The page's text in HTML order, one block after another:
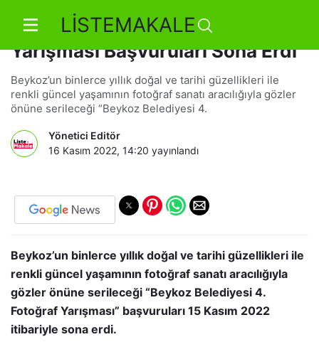
LİSTEMAKALE
Beykoz Belediyesi 4. Fotoğraf
Yarışması Başvuruları Sona Erdi
Beykoz’un binlerce yıllık doğal ve tarihi güzellikleri ile
renkli güncel yaşamının fotoğraf sanatı aracılığıyla gözler
önüne serileceği “Beykoz Belediyesi 4.
Yönetici Editör
16 Kasım 2022, 14:20 yayınlandı
Beykoz’un binlerce yıllık doğal ve tarihi güzellikleri ile
renkli güncel yaşamının fotoğraf sanatı aracılığıyla
gözler önüne serileceği “Beykoz Belediyesi 4.
Fotoğraf Yarışması” başvuruları 15 Kasım 2022
itibariyle sona erdi.